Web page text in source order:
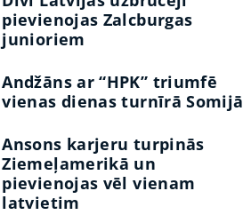
pievienojas Zalcburgas
junioriem
Andžāns ar “HPK” triumfē
vienas dienas turnīrā Somijā
Ansons karjeru turpinās
Ziemeļamerikā un
pievienojas vēl vienam
latvietim